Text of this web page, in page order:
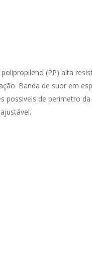
(PP) alta
Banda de suor em
possiveis de perimetro